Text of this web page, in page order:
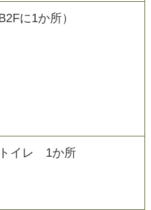
に1か所）
イレ 1か所